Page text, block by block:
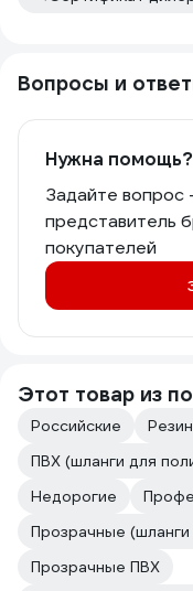
Вопросы и
Нужна помощь?
Задайте вопрос
представитель
покупателей
Этот товар из
Российские
ПВХ (шланги для
Недорогие
Прозрачные (шланги
Прозрачные ПВХ